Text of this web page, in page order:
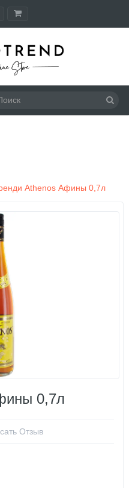
Athenos Афины 0,7л
0,7л
Отзыв